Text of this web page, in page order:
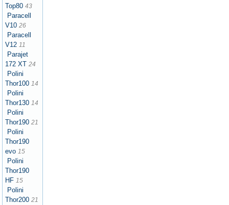
Top80 43
Paracell
V10 26
Paracell
V12 11
Parajet
172 XT 24
Polini
Thor100 14
Polini
Thor130 14
Polini
Thor190 21
Polini
Thor190
evo 15
Polini
Thor190
HF 15
Polini
Thor200 21